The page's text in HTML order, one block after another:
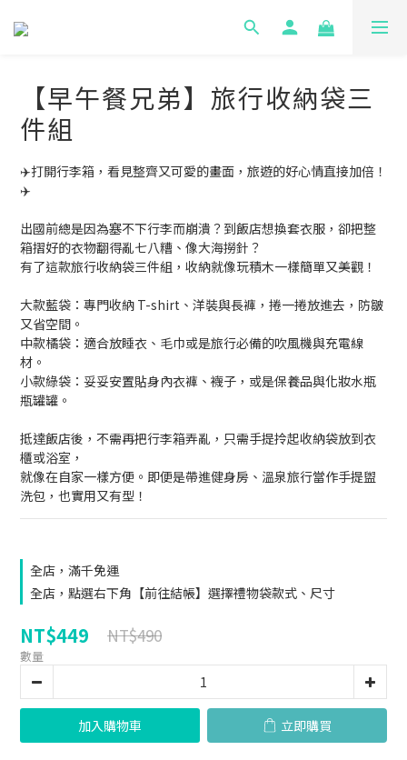
【早午餐兄弟】旅行收納袋三
件組
✈️打開行李箱，看見整齊又可愛的畫面，旅遊的好心情直接加倍！
✈️
出國前總是因為塞不下行李而崩潰？到飯店想換套衣服，卻把整
箱摺好的衣物翻得亂七八糟、像大海撈針？
有了這款旅行收納袋三件組，收納就像玩積木一樣簡單又美觀！
大款藍袋：專門收納 T-shirt、洋裝與長褲，捲一捲放進去，防皺
又省空間。
中款橘袋：適合放睡衣、毛巾或是旅行必備的吹風機與充電線
材。
小款綠袋：妥妥安置貼身內衣褲、襪子，或是保養品與化妝水瓶
瓶罐罐。
抵達飯店後，不需再把行李箱弄亂，只需手提拎起收納袋放到衣
櫃或浴室，
就像在自家一樣方便。即便是帶進健身房、溫泉旅行當作手提盥
洗包，也實用又有型！
全店，滿千免運
全店，點選右下角【前往結帳】選擇禮物袋款式、尺寸
NT$449 NT$490
數量
加入購物車 立即購買